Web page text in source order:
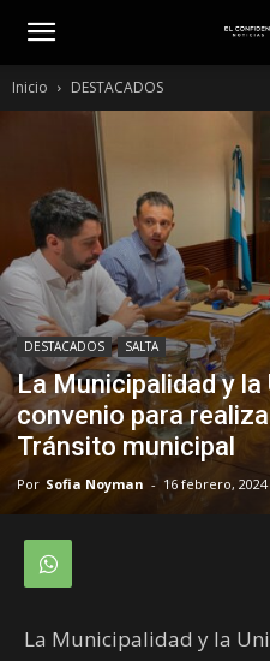
Inicio DESTACADOS
DESTACADOS SALTA
La Municipalidad y la
convenio para
Tránsito municipal
Por Sofia Noyman - 16 febrero, 2024
La Municipalidad y la